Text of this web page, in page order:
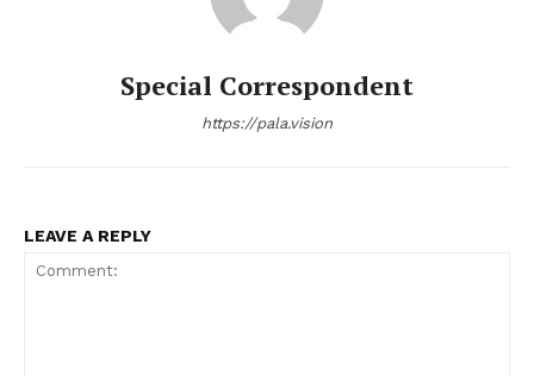
Special Correspondent
https://pala.vision
LEAVE A REPLY